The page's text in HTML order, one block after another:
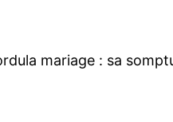
mariage : sa